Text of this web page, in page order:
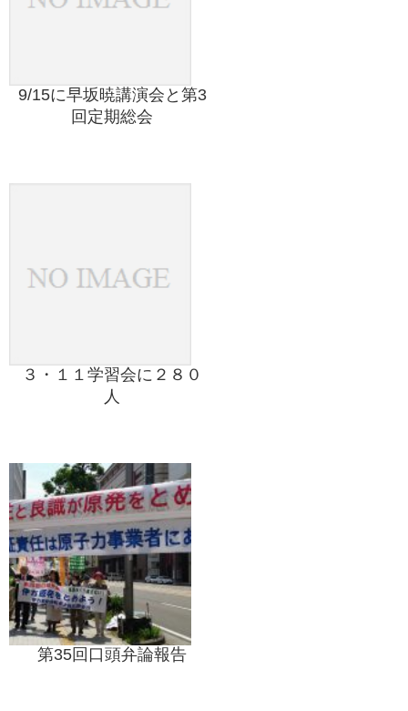
9/15に早坂暁講演会と第3
回定期総会
３・１１学習会に２８０
人
第35回口頭弁論報告